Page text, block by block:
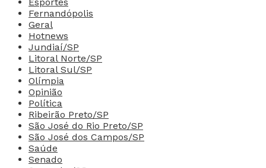
Fernandópolis
Geral
Hotnews
Jundiaí/SP
Litoral Norte/SP
Litoral Sul/SP
Olímpia
Opinião
Política
Ribeirão Preto/SP
São José do Rio Preto/SP
São José dos Campos/SP
Saúde
Senado